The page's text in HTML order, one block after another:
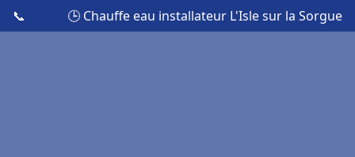
📞 🕒 Chauffe eau installateur L'Isle sur la Sorgue